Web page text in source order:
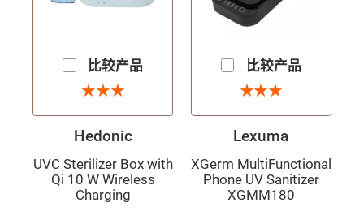
比较产品
3 星
★
★★
★★
★
Hedonic
UVC Sterilizer Box with
Qi 10 W Wireless
Charging
比较产品
3 星
★
★★
★★
★
Lexuma
XGerm MultiFunctional
Phone UV Sanitizer
XGMM180